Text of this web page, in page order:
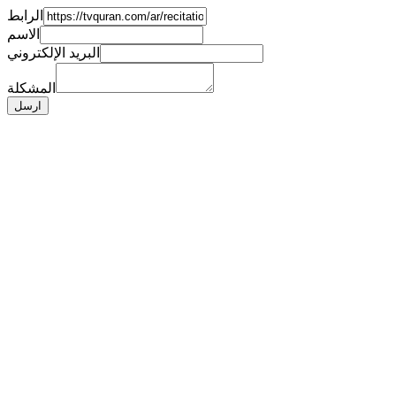
الرابط
الاسم
البريد الإلكتروني
المشكلة
ارسل